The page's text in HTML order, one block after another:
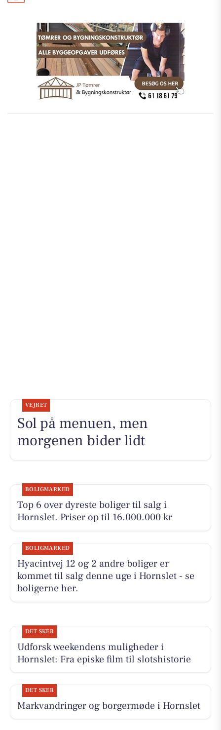
VEJRET
Sol på menuen, men
morgenen bider lidt
BOLIGMARKED
Top 6 over dyreste boliger til salg i
Hornslet. Priser op til 16.000.000 kr
BOLIGMARKED
Hyacintvej 12 og 2 andre boliger er
kommet til salg denne uge i Hornslet - se
boligerne her.
DET SKER
Udforsk weekendens muligheder i
Hornslet: Fra episke film til slotshistorie
DET SKER
Markvandringer og borgermøde i Hornslet